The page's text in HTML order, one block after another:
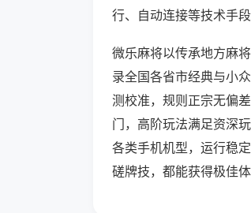
行、自动连接等技术手段
微乐麻将以传承地方麻
录全国各省市经典与小
测校准，规则正宗无偏
门，高阶玩法满足资深
各类手机机型，运行稳
磋牌技，都能获得极佳